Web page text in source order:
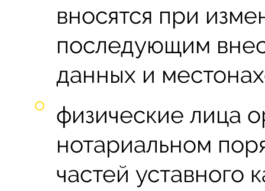
вносятся при
последующим
данных и
физические лица
нотариальном
частей уставного